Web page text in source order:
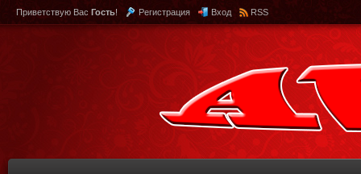
Приветствую Вас Гость! Регистрация Вход RSS